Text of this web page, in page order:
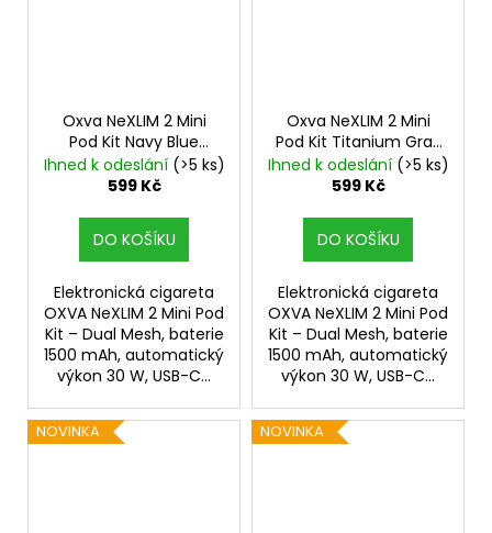
Oxva NeXLIM 2 Mini
Pod Kit Navy Blue
1500mAh
Ihned k odeslání (>5 ks)
599 Kč
DO KOŠÍKU
Elektronická cigareta
OXVA NeXLIM 2 Mini Pod
Kit – Dual Mesh, baterie
1500 mAh, automatický
výkon 30 W, USB-C...
Oxva NeXLIM 2 Mini
Pod Kit Titanium Gray
1500mAh
Ihned k odeslání (>5 ks)
599 Kč
DO KOŠÍKU
Elektronická cigareta
OXVA NeXLIM 2 Mini Pod
Kit – Dual Mesh, baterie
1500 mAh, automatický
výkon 30 W, USB-C...
NOVINKA NOVINKA